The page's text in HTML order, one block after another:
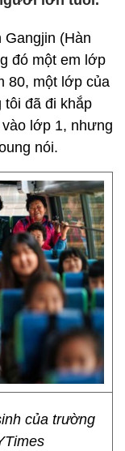
(Hàn
đó một em lớp
80, một lớp của
tôi đã đi khắp
lớp 1, nhưng
nói.
của trường